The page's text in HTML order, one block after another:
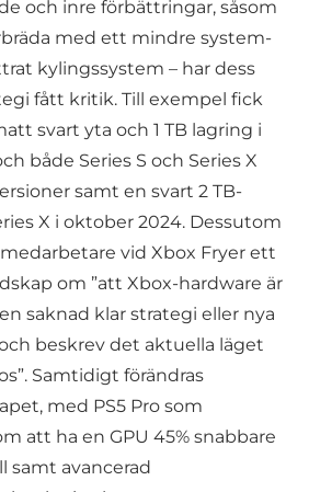
och inre förbättringar, såsom
med ett mindre system-
kylingssystem – har dess
fått kritik. Till exempel fick
svart yta och 1 TB lagring i
både Series S och Series X
samt en svart 2 TB-
X i oktober 2024. Dessutom
vid Xbox Fryer ett
om ”att Xbox-hardware är
saknad klar strategi eller nya
beskrev det aktuella läget
Samtidigt förändras
med PS5 Pro som
att ha en GPU 45% snabbare
samt avancerad